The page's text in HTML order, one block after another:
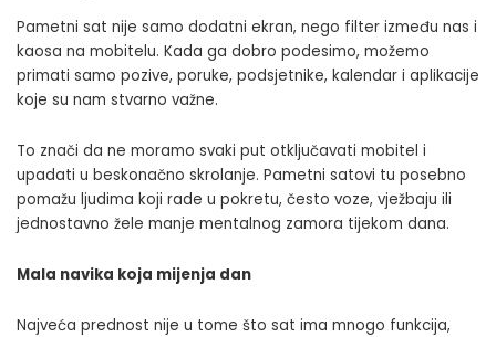
Pametni sat nije samo dodatni ekran, nego filter između nas i
kaosa na mobitelu. Kada ga dobro podesimo, možemo
primati samo pozive, poruke, podsjetnike, kalendar i aplikacije
koje su nam stvarno važne.
To znači da ne moramo svaki put otključavati mobitel i
upadati u beskonačno skrolanje. Pametni satovi tu posebno
pomažu ljudima koji rade u pokretu, često voze, vježbaju ili
jednostavno žele manje mentalnog zamora tijekom dana.
Mala navika koja mijenja dan
Najveća prednost nije u tome što sat ima mnogo funkcija,